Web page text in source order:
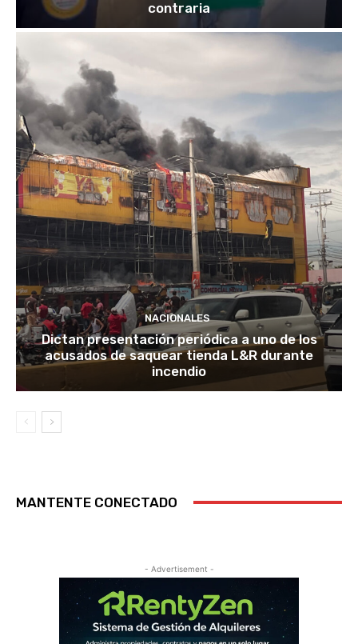
contraria
NACIONALES
Dictan presentación periódica a uno de los
acusados de saquear tienda L&R durante
incendio
MANTENTE CONECTADO
- Advertisement -